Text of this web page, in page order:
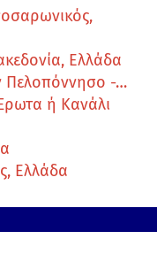
Ελλάδα
Πελοπόννησο -…
ή Κανάλι
Ελλάδα